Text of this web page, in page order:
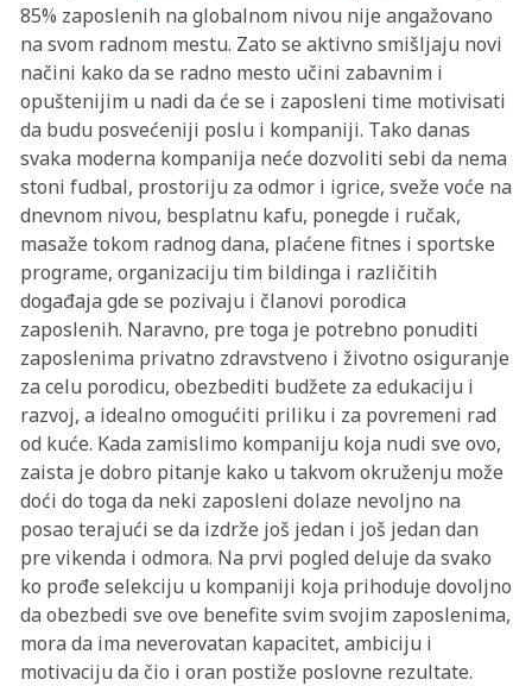
85% zaposlenih na globalnom nivou nije angažovano
na svom radnom mestu. Zato se aktivno smišljaju novi
načini kako da se radno mesto učini zabavnim i
opuštenijim u nadi da će se i zaposleni time motivisati
da budu posvećeniji poslu i kompaniji. Tako danas
svaka moderna kompanija neće dozvoliti sebi da nema
stoni fudbal, prostoriju za odmor i igrice, sveže voće na
dnevnom nivou, besplatnu kafu, ponegde i ručak,
masaže tokom radnog dana, plaćene fitnes i sportske
programe, organizaciju tim bildinga i različitih
događaja gde se pozivaju i članovi porodica
zaposlenih. Naravno, pre toga je potrebno ponuditi
zaposlenima privatno zdravstveno i životno osiguranje
za celu porodicu, obezbediti budžete za edukaciju i
razvoj, a idealno omogućiti priliku i za povremeni rad
od kuće. Kada zamislimo kompaniju koja nudi sve ovo,
zaista je dobro pitanje kako u takvom okruženju može
doći do toga da neki zaposleni dolaze nevoljno na
posao terajući se da izdrže još jedan i još jedan dan
pre vikenda i odmora. Na prvi pogled deluje da svako
ko prođe selekciju u kompaniji koja prihoduje dovoljno
da obezbedi sve ove benefite svim svojim zaposlenima,
mora da ima neverovatan kapacitet, ambiciju i
motivaciju da čio i oran postiže poslovne rezultate.